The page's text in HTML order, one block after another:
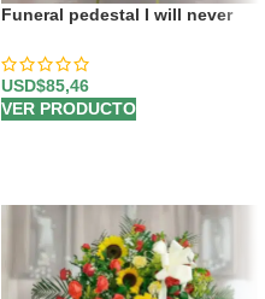
Funeral pedestal I will never
USD$85,46
VER PRODUCTO